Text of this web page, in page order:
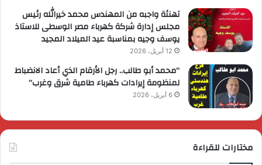
تهنئة واجبه من المهندس محمد خيرالله رئيس
مجلس إدارة شركة كهرباء مصر الوسطى للاستاذ
يوسف وجيه بمناسبة عيد الميلاد المجيد
12 أبريل، 2026
“محمد أبو طالب.. رجل الأرقام الذي أعاد الانضباط
لمنظومة إيرادات كهرباء طامية شرق وغرب”
6 أبريل، 2026
مختارات للقراءة